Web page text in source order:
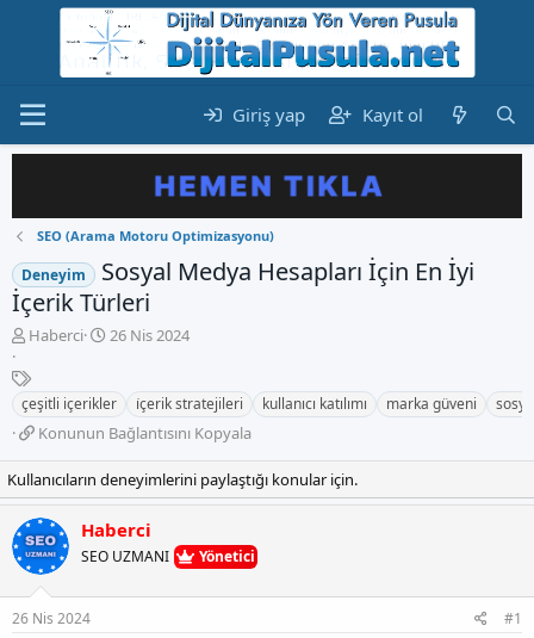
Giriş yap Kayıt ol
SEO (Arama Motoru Optimizasyonu)
Deneyim
Sosyal Medya Hesapları İçin En İyi
İçerik Türleri
K
n
b
u
y
u
b
a
ş
l
a
t
a
Haberci
B
l
a
n
g
ı
ç
t
a
i
26 Nis 2024
E
t
i
e
t
l
e
r
çeşitli içerikler i̇çerik stratejileri kullanıcı katılımı marka güveni
K
n
u
n
u
n
ğ
Konunun Bağlantısını Kopyala
Kullanıcıların deneyimlerini paylaştığı konular için.
Haberci
SEO UZMANI Yönetici
26 Nis 2024 #1